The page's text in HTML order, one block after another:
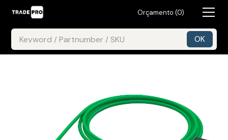
Orçamento (0)